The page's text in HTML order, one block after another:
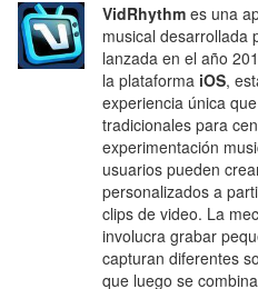
VidRhythm es una
musical desarrollada
lanzada en el año
la plataforma iOS,
experiencia única
tradicionales para
experimentación
usuarios pueden
personalizados a
clips de video. La
involucra grabar
capturan diferentes
que luego se